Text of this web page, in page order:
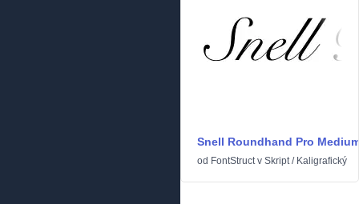
Snell Roundhand Pro
od FontStructv Skript/ Kaligrafický